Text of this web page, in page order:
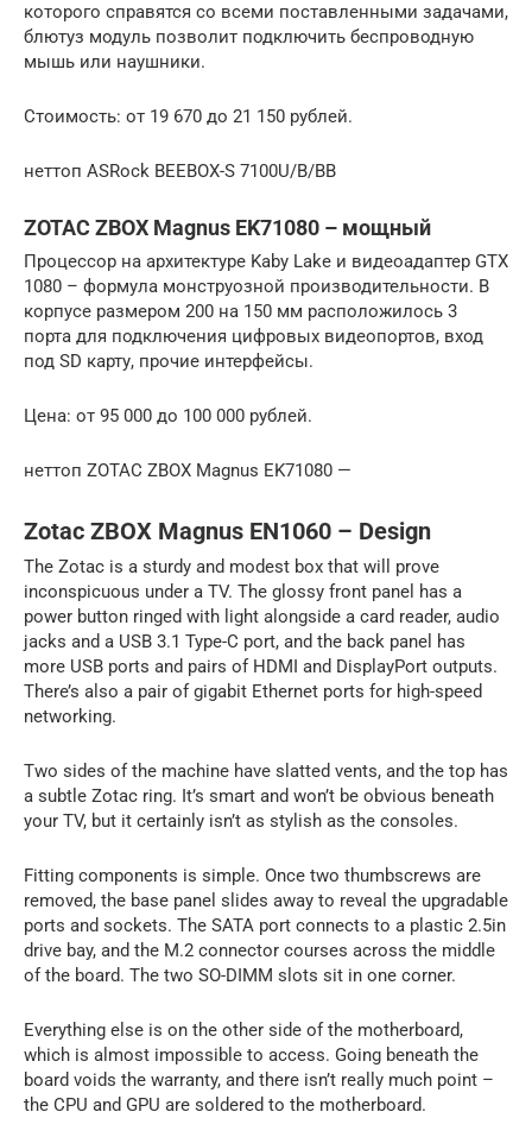
которого справятся со всеми поставленными задачами,
блютуз модуль позволит подключить беспроводную
мышь или наушники.
Стоимость: от 19 670 до 21 150 рублей.
неттоп ASRock BEEBOX-S 7100U/B/BB
ZOTAC ZBOX Magnus EK71080 – мощный
Процессор на архитектуре Kaby Lake и видеоадаптер GTX
1080 – формула монструозной производительности. В
корпусе размером 200 на 150 мм расположилось 3
порта для подключения цифровых видеопортов, вход
под SD карту, прочие интерфейсы.
Цена: от 95 000 до 100 000 рублей.
неттоп ZOTAC ZBOX Magnus EK71080 —
Zotac ZBOX Magnus EN1060 – Design
The Zotac is a sturdy and modest box that will prove
inconspicuous under a TV. The glossy front panel has a
power button ringed with light alongside a card reader, audio
jacks and a USB 3.1 Type-C port, and the back panel has
more USB ports and pairs of HDMI and DisplayPort outputs.
There’s also a pair of gigabit Ethernet ports for high-speed
networking.
Two sides of the machine have slatted vents, and the top has
a subtle Zotac ring. It’s smart and won’t be obvious beneath
your TV, but it certainly isn’t as stylish as the consoles.
Fitting components is simple. Once two thumbscrews are
removed, the base panel slides away to reveal the upgradable
ports and sockets. The SATA port connects to a plastic 2.5in
drive bay, and the M.2 connector courses across the middle
of the board. The two SO-DIMM slots sit in one corner.
Everything else is on the other side of the motherboard,
which is almost impossible to access. Going beneath the
board voids the warranty, and there isn’t really much point –
the CPU and GPU are soldered to the motherboard.